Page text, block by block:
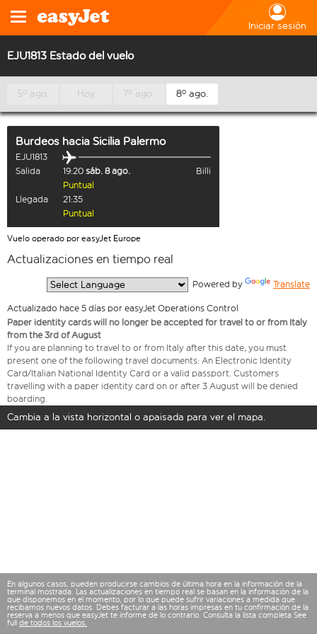
Iniciar sesión
EJU1813 Estado del vuelo
5º ago. Hoy 7º ago. 8º ago.
Burdeos hacia Sicilia Palermo
EJU1813
Salida
19:20 sáb. 8 ago.
Billi
Puntual
Llegada
21:35
Puntual
Vuelo operado por easyJet Europe
Actualizaciones en tiempo real
Powered by Translate
Actualizado hace 5 días por easyJet Operations Control
Paper identity cards will no longer be accepted for travel to or from Italy
from the 3rd of August
If you are planning to travel to or from Italy after this date, you must
present one of the following travel documents: An Electronic Identity
Card/Italian National Identity Card or a valid passport. Customers
travelling with a paper identity card on or after 3 August will be denied
boarding.
Cambia a la vista horizontal o apaisada para ver el mapa.
En algunos casos, pueden producirse cambios de última hora en la información de la
terminal mostrada. Las actualizaciones en tiempo real se basan en la información de la
que disponemos en el momento, por lo que puede sufrir variaciones a medida que
recibamos nuevos datos. Debes facturar a las horas impresas en tu confirmación de la
reserva a menos que easyJet te informe de lo contrario. Consulta la lista completa See
full de todos los vuelos.